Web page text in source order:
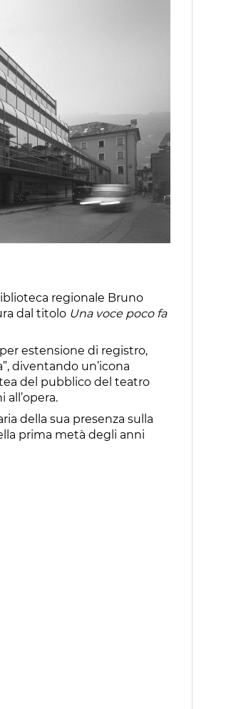
regionale Bruno
dal titolo Una voce poco fa
estensione di registro,
diventando un’icona
del pubblico del teatro
della sua presenza sulla
prima metà degli anni